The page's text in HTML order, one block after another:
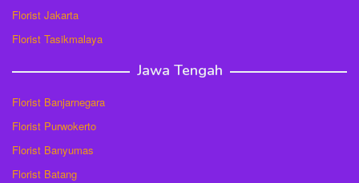
Florist Jakarta
Florist Tasikmalaya
Jawa Tengah
Florist Banjarnegara
Florist Purwokerto
Florist Banyumas
Florist Batang